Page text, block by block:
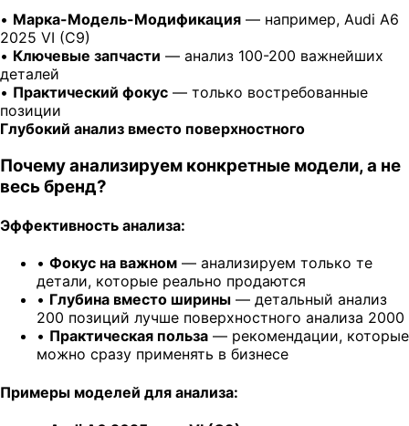
• Марка-Модель-Модификация — например, Audi A6
2025 VI (C9)
• Ключевые запчасти — анализ 100-200 важнейших
деталей
• Практический фокус — только востребованные
позиции
Глубокий анализ вместо поверхностного
Почему анализируем конкретные модели, а не
весь бренд?
Эффективность анализа:
• Фокус на важном — анализируем только те
детали, которые реально продаются
• Глубина вместо ширины — детальный анализ
200 позиций лучше поверхностного анализа 2000
• Практическая польза — рекомендации, которые
можно сразу применять в бизнесе
Примеры моделей для анализа: